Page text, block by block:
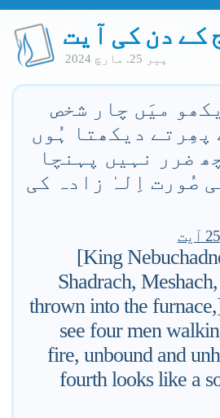
کے دن کی آیت
پير 25. مارچ 2024
میَں چار شخص
پھِرتے دیکھتا ہُوں
ضرر نہیں پہنچا
صُورت اِلہٰ زادہ کی
[King
Shadrach,
thrown into the
see four men
fire, unbound and
fourth looks like a